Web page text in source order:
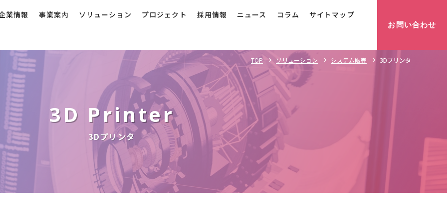
業情報 事業案内 ソリューション プロジェクト 採用情報 ニュース コラム サイトマップ
お問い合わせ
TOP ソリューション システム販売 3Dプリンタ
3D Printer
3Dプリンタ